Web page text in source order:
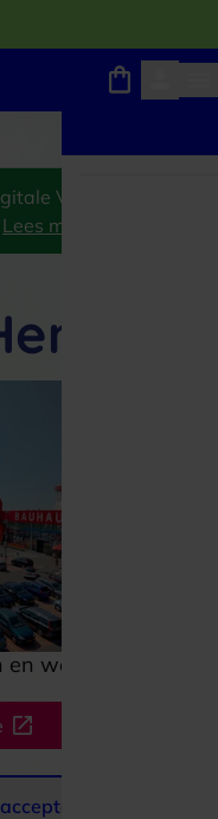
VVV
Lees meer
werkplaats